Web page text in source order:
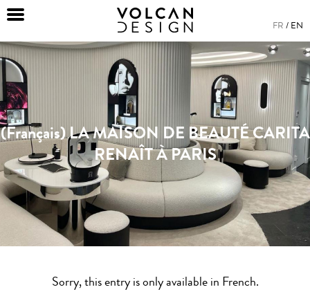
FR EN
(Français) LA MAISON DE BEAUTÉ CARITA
RENAÎT À PARIS
Sorry, this entry is only available in French.